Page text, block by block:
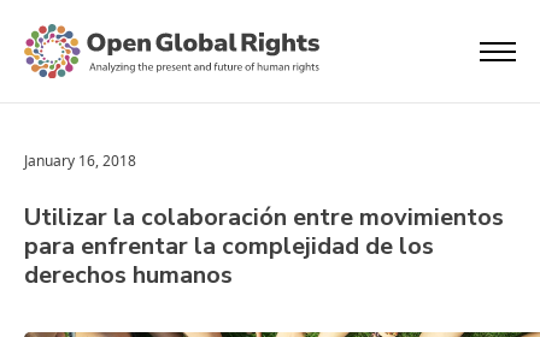
January 16, 2018
Utilizar la colaboración entre movimientos
para enfrentar la complejidad de los
derechos humanos